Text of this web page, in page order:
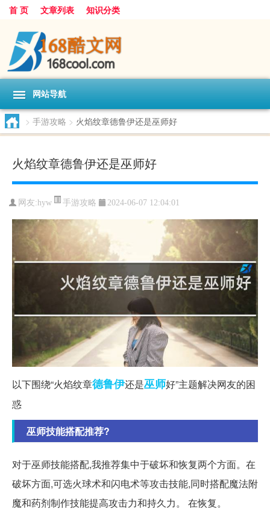
首 页 文章列表 知识分类
网站导航
> 手游攻略 > 火焰纹章德鲁伊还是巫师好
火焰纹章德鲁伊还是巫师好
网友:hyw 手游攻略 2024-06-07 12:04:01
以下围绕“火焰纹章德鲁伊还是巫师好”主题解决网友的困
惑
巫师技能搭配推荐?
对于巫师技能搭配,我推荐集中于破坏和恢复两个方面。在
破坏方面,可选火球术和闪电术等攻击技能,同时搭配魔法附
魔和药剂制作技能提高攻击力和持久力。 在恢复。